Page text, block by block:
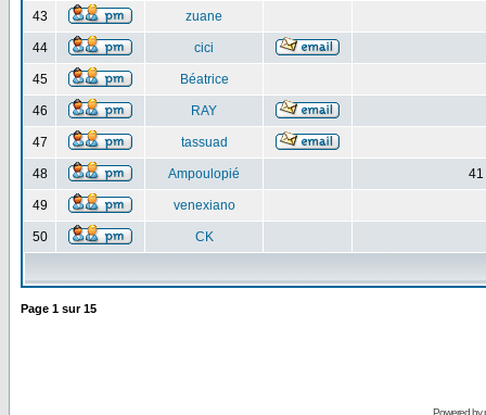
43 zuane
44 cici
45 Béatrice
46 RAY
47 tassuad
48 Ampoulopié 41
49 venexiano
50 CK
Page 1 sur15
Powered by